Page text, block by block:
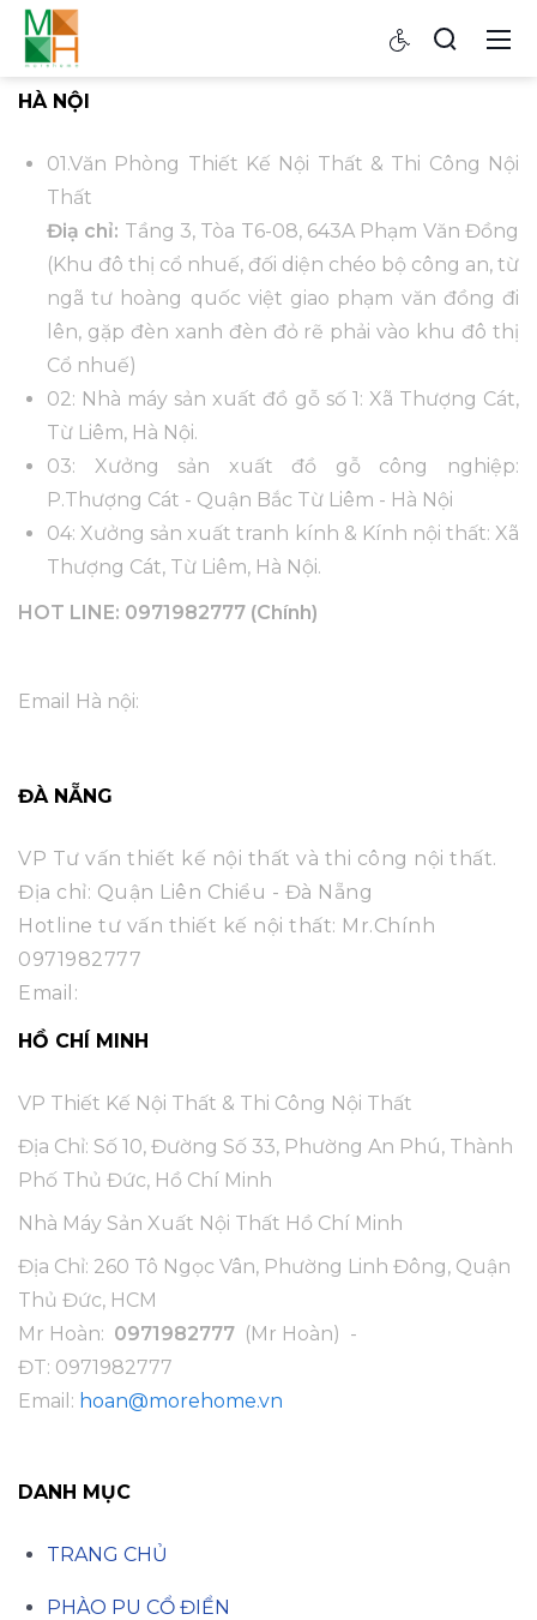
HÀ NỘI
01.Văn Phòng Thiết Kế Nội Thất & Thi Công Nội
Thất
Điạ chỉ: Tầng 3, Tòa T6-08, 643A Phạm Văn Đồng
(Khu đô thị cổ nhuế, đối diện chéo bộ công an, từ
ngã tư hoàng quốc việt giao phạm văn đồng đi
lên, gặp đèn xanh đèn đỏ rẽ phải vào khu đô thị
Cổ nhuế)
02: Nhà máy sản xuất đồ gỗ số 1: Xã Thượng Cát,
Từ Liêm, Hà Nội.
03: Xưởng sản xuất đồ gỗ công nghiệp:
P.Thượng Cát - Quận Bắc Từ Liêm - Hà Nội
04: Xưởng sản xuất tranh kính & Kính nội thất: Xã
Thượng Cát, Từ Liêm, Hà Nội.
HOT LINE: 0971982777 (Chính)
Email Hà nội:
ĐÀ NẴNG
VP Tư vấn thiết kế nội thất và thi công nội thất.
Địa chỉ: Quận Liên Chiểu - Đà Nẵng
Hotline tư vấn thiết kế nội thất: Mr.Chính
0971982777
Email:
HỒ CHÍ MINH
VP Thiết Kế Nội Thất & Thi Công Nội Thất
Địa Chỉ: Số 10, Đường Số 33, Phường An Phú, Thành
Phố Thủ Đức, Hồ Chí Minh
Nhà Máy Sản Xuất Nội Thất Hồ Chí Minh
Địa Chỉ: 260 Tô Ngọc Vân, Phường Linh Đông, Quận
Thủ Đức, HCM
Mr Hoàn: 0971982777 (Mr Hoàn) -
ĐT: 0971982777
Email: hoan@morehome.vn
DANH MỤC
TRANG CHỦ
PHÀO PU CỔ ĐIỂN